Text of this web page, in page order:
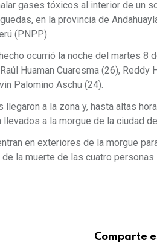
gases tóxicos al interior de un
en la provincia de
(PNPP).
ocurrió la noche del martes 8
Huaman Cuaresma (26), Reddy
Palomino Aschu (24).
a la zona y, hasta altas
a la morgue de la ciudad de
en exteriores de la morgue
la muerte de las cuatro personas.
Comparte